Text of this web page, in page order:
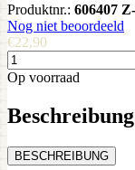
Produktnr.: 606407
Nog niet beoordeeld
€22,90
Op voorraad
Beschreibung
BESCHREIBUNG